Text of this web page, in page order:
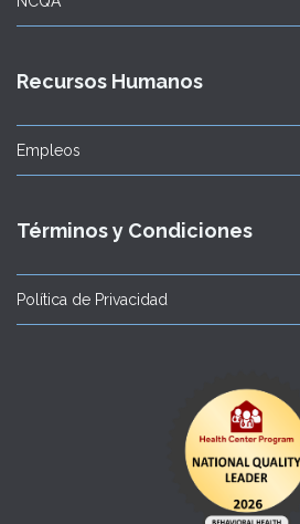
Recursos Humanos
Empleos
Términos y Condiciones
Política de Privacidad